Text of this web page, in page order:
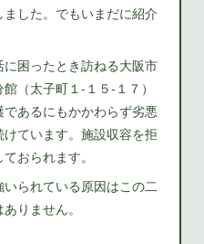
した。でもいまだに紹介
困ったとき訪ねる大阪市
（太子町１‐１５‐１７）
あるにもかかわらず劣悪
ています。施設収容を拒
おられます。
られている原因はこの二
りません。